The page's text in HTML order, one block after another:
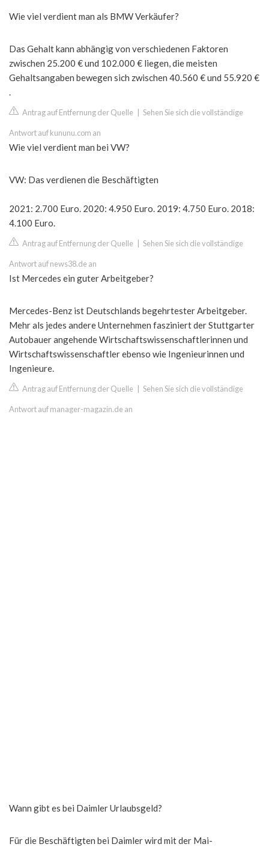
Wie viel verdient man als BMW Verkäufer?
Das Gehalt kann abhängig von verschiedenen Faktoren
zwischen 25.200 € und 102.000 € liegen, die meisten
Gehaltsangaben bewegen sich zwischen 40.560 € und 55.920 €
.
Antrag auf Entfernung der Quelle Sehen Sie sich die vollständige
Antwort auf kununu.com an
Wie viel verdient man bei VW?
VW: Das verdienen die Beschäftigten
2021: 2.700 Euro. 2020: 4.950 Euro. 2019: 4.750 Euro. 2018:
4.100 Euro.
Antrag auf Entfernung der Quelle Sehen Sie sich die vollständige
Antwort auf news38.de an
Ist Mercedes ein guter Arbeitgeber?
Mercedes-Benz ist Deutschlands begehrtester Arbeitgeber.
Mehr als jedes andere Unternehmen fasziniert der Stuttgarter
Autobauer angehende Wirtschaftswissenschaftlerinnen und
Wirtschaftswissenschaftler ebenso wie Ingenieurinnen und
Ingenieure.
Antrag auf Entfernung der Quelle Sehen Sie sich die vollständige
Antwort auf manager-magazin.de an
Wann gibt es bei Daimler Urlaubsgeld?
Für die Beschäftigten bei Daimler wird mit der Mai-